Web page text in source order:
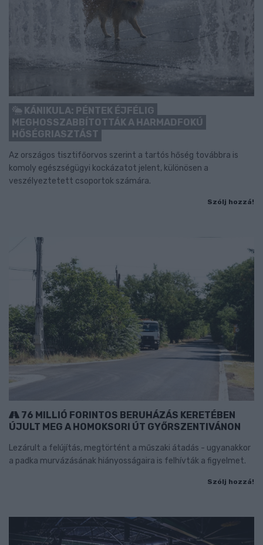
KÁNIKULA: PÉNTEK ÉJFÉLIG
MEGHOSSZABBÍTOTTÁK A HARMADFOKÚ
HŐSÉGRIASZTÁST
Az országos tisztifőorvos szerint a tartós hőség továbbra is
komoly egészségügyi kockázatot jelent, különösen a
veszélyeztetett csoportok számára.
Szólj hozzá!
76 MILLIÓ FORINTOS BERUHÁZÁS KERETÉBEN
ÚJULT MEG A HOMOKSORI ÚT GYŐRSZENTIVÁNON
Lezárult a felújítás, megtörtént a műszaki átadás - ugyanakkor
a padka murvázásának hiányosságaira is felhívták a figyelmet.
Szólj hozzá!